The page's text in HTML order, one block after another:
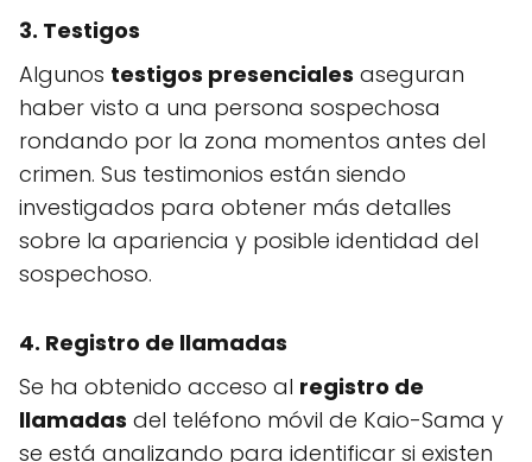
3. Testigos
Algunos testigos presenciales aseguran
haber visto a una persona sospechosa
rondando por la zona momentos antes del
crimen. Sus testimonios están siendo
investigados para obtener más detalles
sobre la apariencia y posible identidad del
sospechoso.
4. Registro de llamadas
Se ha obtenido acceso al registro de
llamadas del teléfono móvil de Kaio-Sama y
se está analizando para identificar si existen